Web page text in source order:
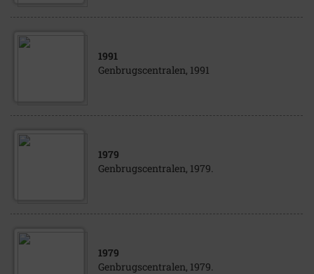
1991
Genbrugscentralen, 1991
1979
Genbrugscentralen, 1979.
1979
Genbrugscentralen, 1979.